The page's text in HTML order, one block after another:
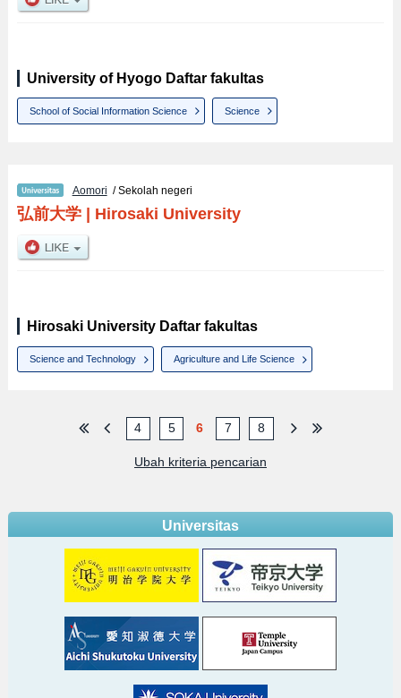
University of Hyogo Daftar fakultas
School of Social Information Science Science
Aomori / Sekolah negeri
弘前大学| Hirosaki University
Hirosaki University Daftar fakultas
Science and Technology Agriculture and Life Science
4 5 6 7 8
Ubah kriteria pencarian
Universitas